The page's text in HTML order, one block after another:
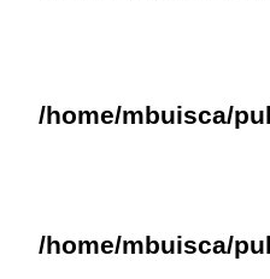
/home/mbuisca/
/home/mbuisca/